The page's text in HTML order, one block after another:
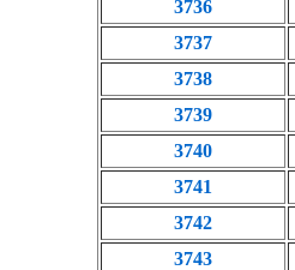
3736
3737
3738
3739
3740
3741
3742
3743